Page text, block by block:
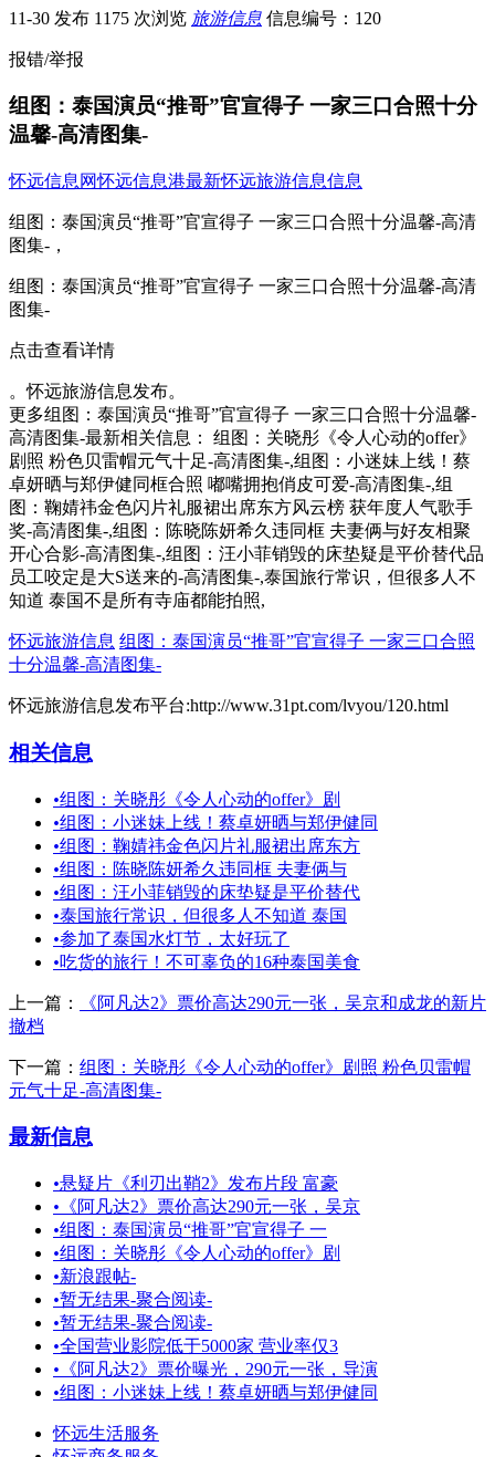
11-30 发布 1175 次浏览 旅游信息 信息编号：120
报错/举报
组图：泰国演员“推哥”官宣得子 一家三口合照十分
温馨-高清图集-
怀远信息网怀远信息港最新怀远旅游信息信息
组图：泰国演员“推哥”官宣得子 一家三口合照十分温馨-高清
图集-，
组图：泰国演员“推哥”官宣得子 一家三口合照十分温馨-高清
图集-
点击查看详情
。怀远旅游信息发布。
更多组图：泰国演员“推哥”官宣得子 一家三口合照十分温馨-
高清图集-最新相关信息： 组图：关晓彤《令人心动的offer》
剧照 粉色贝雷帽元气十足-高清图集-,组图：小迷妹上线！蔡
卓妍晒与郑伊健同框合照 嘟嘴拥抱俏皮可爱-高清图集-,组
图：鞠婧祎金色闪片礼服裙出席东方风云榜 获年度人气歌手
奖-高清图集-,组图：陈晓陈妍希久违同框 夫妻俩与好友相聚
开心合影-高清图集-,组图：汪小菲销毁的床垫疑是平价替代品
员工咬定是大S送来的-高清图集-,泰国旅行常识，但很多人不
知道 泰国不是所有寺庙都能拍照,
怀远旅游信息 组图：泰国演员“推哥”官宣得子 一家三口合照
十分温馨-高清图集-
怀远旅游信息发布平台:http://www.31pt.com/lvyou/120.html
相关信息
•组图：关晓彤《令人心动的offer》剧
•组图：小迷妹上线！蔡卓妍晒与郑伊健同
•组图：鞠婧祎金色闪片礼服裙出席东方
•组图：陈晓陈妍希久违同框 夫妻俩与
•组图：汪小菲销毁的床垫疑是平价替代
•泰国旅行常识，但很多人不知道 泰国
•参加了泰国水灯节，太好玩了
•吃货的旅行！不可辜负的16种泰国美食
上一篇：
《阿凡达2》票价高达290元一张，吴京和成龙的新片
撤档
下一篇： 组图：关晓彤《令人心动的offer》剧照 粉色贝雷帽
元气十足-高清图集-
最新信息
•悬疑片《利刃出鞘2》发布片段 富豪
• 《阿凡达2》票价高达290元一张，吴京
•组图：泰国演员“推哥”官宣得子 一
•组图：关晓彤《令人心动的offer》剧
•新浪跟帖-
•暂无结果-聚合阅读-
•暂无结果-聚合阅读-
•全国营业影院低于5000家 营业率仅3
• 《阿凡达2》票价曝光，290元一张，导演
•组图：小迷妹上线！蔡卓妍晒与郑伊健同
怀远生活服务